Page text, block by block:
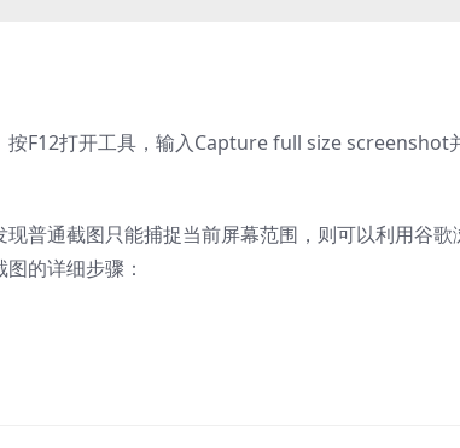
F12打开工具，输入Capture full size screenshot
普通截图只能捕捉当前屏幕范围，则可以利用谷歌
的详细步骤：